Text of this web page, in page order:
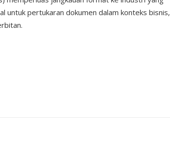
untuk pertukaran dokumen dalam konteks bisnis,